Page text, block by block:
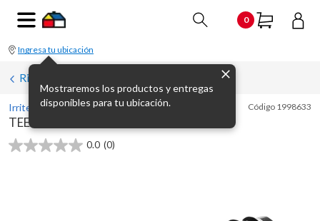
0
Ingresa tu ubicación
Mostraremos los productos y entregas
disponibles para tu ubicación.
Riego automático
Irritec Código 1998633
TEE 16 MM
0.0 (0)
0.0